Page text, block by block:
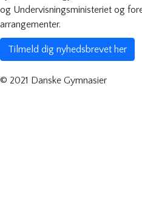
og Undervisningsministeriet og
arrangementer.
Tilmeld dig nyhedsbrevet her
© 2021 Danske Gymnasier